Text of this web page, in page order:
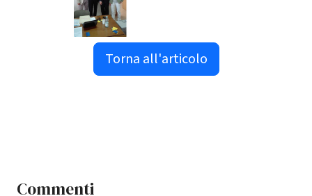
Torna all'articolo
Commenti